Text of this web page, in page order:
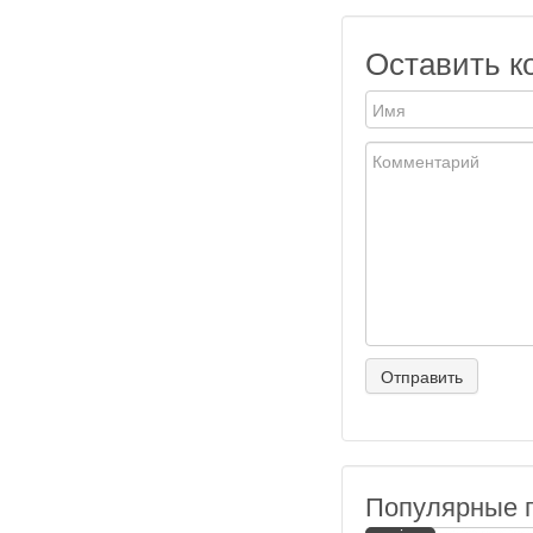
Оставить
Популярные